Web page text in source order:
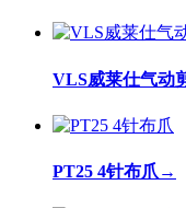
VLS威莱仕气动
PT25 4针布爪 →